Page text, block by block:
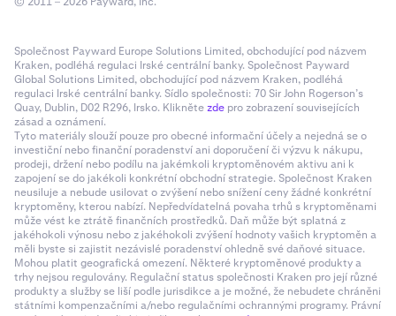
Společnost Payward Europe Solutions Limited, obchodující pod názvem
Kraken, podléhá regulaci Irské centrální banky. Společnost Payward
Global Solutions Limited, obchodující pod názvem Kraken, podléhá
regulaci Irské centrální banky. Sídlo společnosti: 70 Sir John Rogerson’s
Quay, Dublin, D02 R296, Irsko. Kliknětezde pro zobrazení souvisejících
zásad a oznámení.
Tyto materiály slouží pouze pro obecné informační účely a nejedná se o
investiční nebo finanční poradenství ani doporučení či výzvu k nákupu,
prodeji, držení nebo podílu na jakémkoli kryptoměnovém aktivu ani k
zapojení se do jakékoli konkrétní obchodní strategie. Společnost Kraken
neusiluje a nebude usilovat o zvýšení nebo snížení ceny žádné konkrétní
kryptoměny, kterou nabízí. Nepředvídatelná povaha trhů s kryptoměnami
může vést ke ztrátě finančních prostředků. Daň může být splatná z
jakéhokoli výnosu nebo z jakéhokoli zvýšení hodnoty vašich kryptoměn a
měli byste si zajistit nezávislé poradenství ohledně své daňové situace.
Mohou platit geografická omezení. Některé kryptoměnové produkty a
trhy nejsou regulovány. Regulační status společnosti Kraken pro její různé
produkty a služby se liší podle jurisdikce a je možné, že nebudete chráněni
státními kompenzačními a/nebo regulačními ochrannými programy. Právní